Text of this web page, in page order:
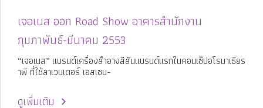
เจอเนส ออก Road Show อาคารสำนักงาน
กุมภาพันธ์-มีนาคม 2553
“เจอเนส” แบรนด์เครื่องสำอางสีสันแบรนด์แรกในคอนเซ็ปอโรมาเธียร
าพี ที่ใช้ลาเวนเดอร์ เอสเซน-
ดูเพิ่มเติม